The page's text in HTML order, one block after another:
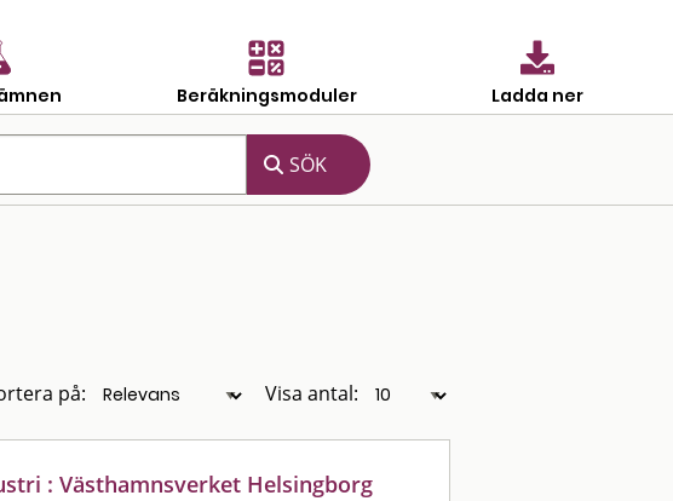
Beräkningsmoduler Ladda ner
på: Visa antal:
: Västhamnsverket Helsingborg